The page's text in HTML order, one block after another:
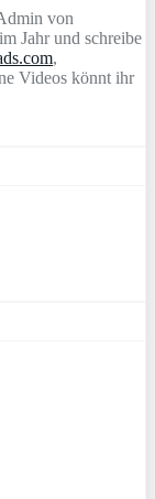
von
Jahr und schreibe
,
Videos könnt ihr